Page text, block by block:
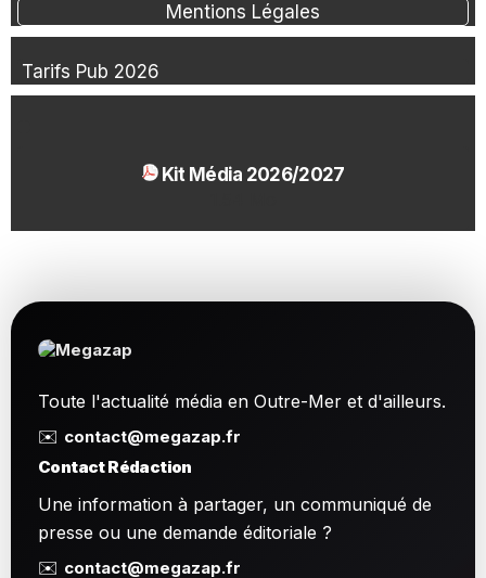
Mentions Légales
Tarifs Pub 2026
Kit Média 2026/2027
Toute l'actualité média en Outre-Mer et d'ailleurs.
✉️ contact@megazap.fr
Contact Rédaction
Une information à partager, un communiqué de
presse ou une demande éditoriale ?
✉️ contact@megazap.fr